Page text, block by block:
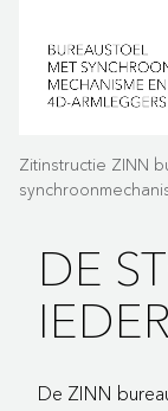
DE
De ZINN
Zitinstructie ZINN